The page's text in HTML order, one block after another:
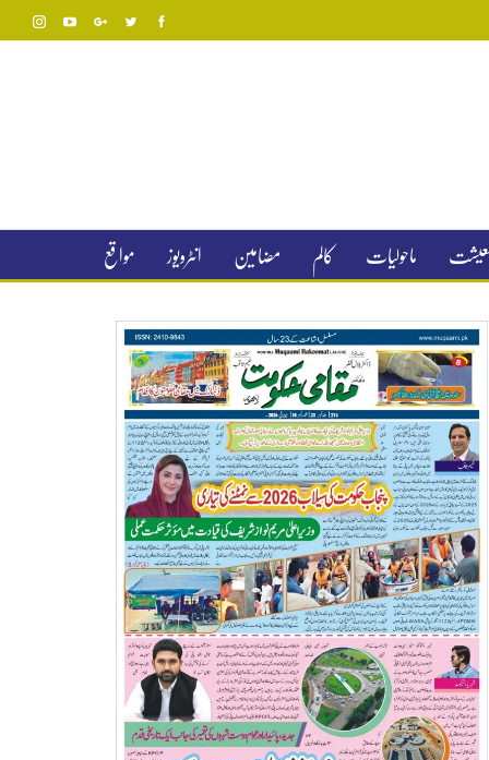
معیشت ماحولیات کالم مضامین انٹرویوز مواقع